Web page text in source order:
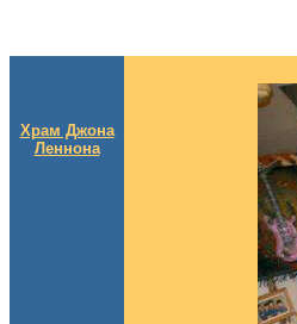
Храм Джона
Леннона